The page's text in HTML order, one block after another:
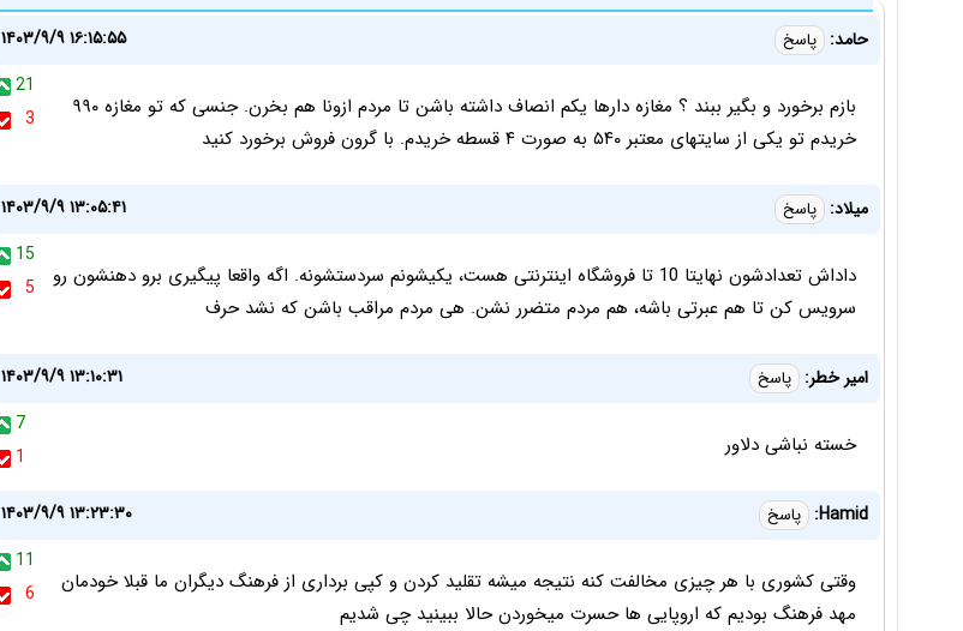
حامد: پاسخ
۱۴۰۳/۹/۹ ۱۶:۱۵:۵۵
21
3
بازم برخورد و بگیر ببند ؟ مغازه دارها یکم انصاف داشته باشن تا مردم ازونا هم بخرن. جنسی که تو مغازه ۹۹۰
خریدم تو یکی از سایتهای معتبر ۵۴۰ به صورت ۴ قسطه خریدم. با گرون فروش برخورد کنید
میلاد: پاسخ
۱۴۰۳/۹/۹ ۱۳:۰۵:۴۱
15
5
داداش تعدادشون نهایتا 10 تا فروشگاه اینترنتی هست، یکیشونم سردستشونه. اگه واقعا پیگیری برو دهنشون رو
سرویس کن تا هم عبرتی باشه، هم مردم متضرر نشن. هی مردم مراقب باشن که نشد حرف
امیر خطر: پاسخ
۱۴۰۳/۹/۹ ۱۳:۱۰:۳۱
7
1
خسته نباشی دلاور
Hamid: پاسخ
۱۴۰۳/۹/۹ ۱۳:۲۳:۳۰
11
6
وقتی کشوری با هر چیزی مخالفت کنه نتیجه میشه تقلید کردن و کپی برداری از فرهنگ دیگران ما قبلا خودمان
مهد فرهنگ بودیم که اروپایی ها حسرت میخوردن حالا ببینید چی شدیم